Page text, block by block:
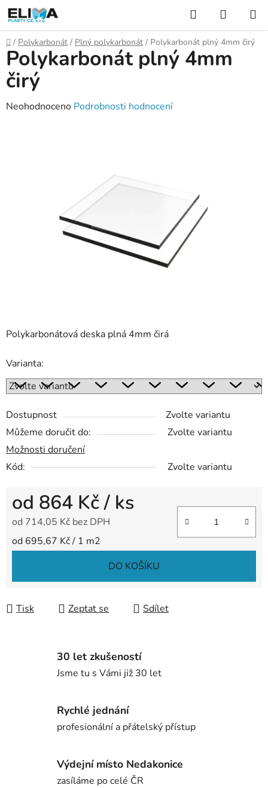
Přejít
na
obsah
Hledat
KOŠÍK
Domů
/ Polykarbonát / Plný polykarbonát / Polykarbonát plný 4mm čirý
Polykarbonátová deska plná 4mm čirá
Varianta:
Dostupnost
Zvolte variantu
Můžeme doručit do:
Zvolte variantu
Možnosti doručení
Kód:
Zvolte variantu
od 864 Kč/ ks
od 714,05 Kč bez DPH
Měrná cena:
od 695,67 Kč / 1 m2
DO KOŠÍKU
Tisk Zeptat se Sdílet
Polykarbonát plný 4mm
čirý
Průměrné
Neohodnoceno Podrobnosti hodnocení
30 let zkušeností
Jsme tu s Vámi již 30 let
Rychlé jednání
profesionální a přátelský přístup
Výdejní místo Nedakonice
zasíláme po celé ČR